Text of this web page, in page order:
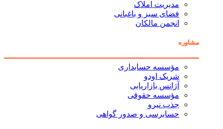
مدیریت املاک
فضای سبز و باغبانی
انجمن مالکان
مشاوره
مؤسسه حسابداری
شریک اودو
آژانس بازاریابی
مؤسسه حقوقی
جذب نیرو
حسابرسی و صدور گواهی